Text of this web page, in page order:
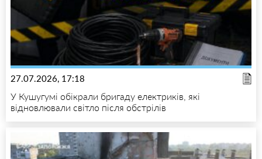
27.07.2026, 17:18
У Кушугумі обікрали бригаду електриків, які
відновлювали світло після обстрілів